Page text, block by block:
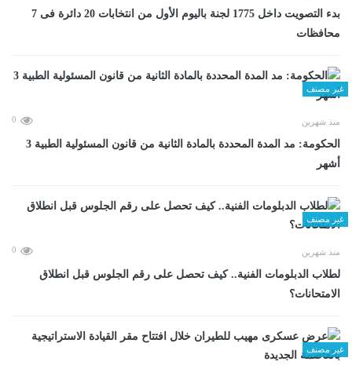
بدء التصويت داخل 1775 لجنة باليوم الأول من انتخابات 20 دائرة فى 7
محافظات
غير مصنف
منذ شهرين 0
الحكومة: مد المدة المحددة بالمادة الثانية من قانون المسئولية الطبية 3
أشهر
غير مصنف
منذ شهرين 0
لطلاب الدبلومات الفنية.. كيف تحصل على رقم الجلوس قبل انطلاق
الامتحانات؟
غير مصنف